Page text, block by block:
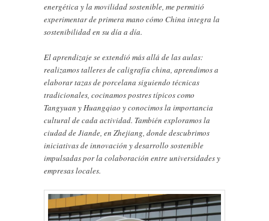
energética y la movilidad sostenible, me permitió
experimentar de primera mano cómo China integra la
sostenibilidad en su día a día.
El aprendizaje se extendió más allá de las aulas:
realizamos talleres de caligrafía china, aprendimos a
elaborar tazas de porcelana siguiendo técnicas
tradicionales, cocinamos postres típicos como
Tangyuan y Huangqiao y conocimos la importancia
cultural de cada actividad. También exploramos la
ciudad de Jiande, en Zhejiang, donde descubrimos
iniciativas de innovación y desarrollo sostenible
impulsadas por la colaboración entre universidades y
empresas locales.